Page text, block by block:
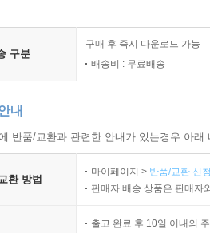
구분
구매 후 즉시 다운로드 가능
배송비 : 무료배송
내
반품/교환과 관련한 안내가 있는경우 아
환 방법
마이페이지 > 반품/교환 신
판매자 배송 상품은 판매자
출고 완료 후 10일 이내의